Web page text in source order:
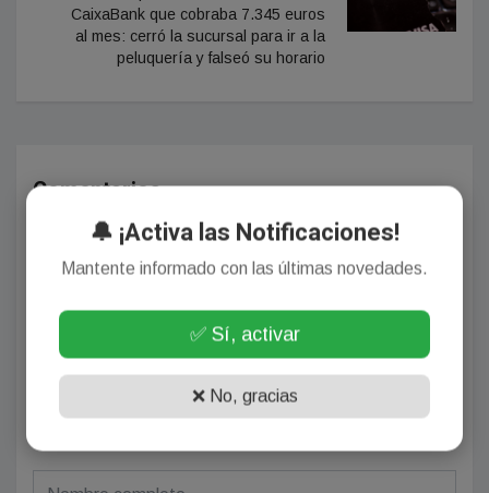
CaixaBank que cobraba 7.345 euros
al mes: cerró la sucursal para ir a la
peluquería y falseó su horario
Comentarios
Se el primero en comentar este artículo.
🔔 ¡Activa las Notificaciones!
Mantente informado con las últimas novedades.
✅ Sí, activar
❌ No, gracias